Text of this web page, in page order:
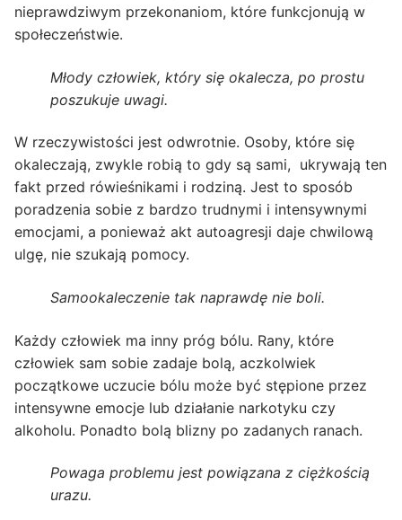
nieprawdziwym przekonaniom, które funkcjonują w
społeczeństwie.
Młody człowiek, który się okalecza, po prostu
poszukuje uwagi.
W rzeczywistości jest odwrotnie. Osoby, które się
okaleczają, zwykle robią to gdy są sami, ukrywają ten
fakt przed rówieśnikami i rodziną. Jest to sposób
poradzenia sobie z bardzo trudnymi i intensywnymi
emocjami, a ponieważ akt autoagresji daje chwilową
ulgę, nie szukają pomocy.
Samookaleczenie tak naprawdę nie boli.
Każdy człowiek ma inny próg bólu. Rany, które
człowiek sam sobie zadaje bolą, aczkolwiek
początkowe uczucie bólu może być stępione przez
intensywne emocje lub działanie narkotyku czy
alkoholu. Ponadto bolą blizny po zadanych ranach.
Powaga problemu jest powiązana z ciężkością
urazu.